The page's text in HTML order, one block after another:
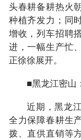
头春耕备耕热火
种植齐发力；同
增收，列车招聘
进，一幅生产忙
正徐徐展开。
■黑龙江密山
近期，黑龙
全力保障春耕生
拨、直供直销等